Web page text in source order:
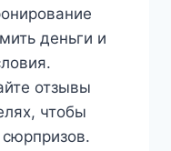
деньги и
отзывы
чтобы